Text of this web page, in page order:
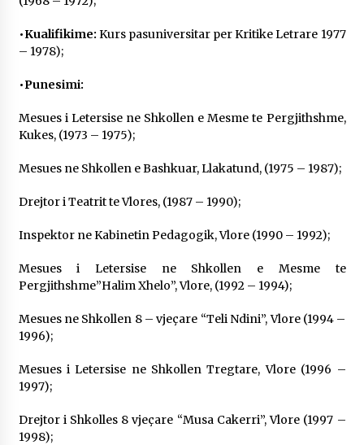
KALLARATI NË AKSIONET KOMBËTARE PËR
22/09/2025
KALLARATIN SI MËSUES I MATEMATIKËS, POR
12/09/2025
06/02/2025
•Kualifikime: Kurs pasuniversitar per Kritike Letrare 1977
– 1978);
•Punesimi:
Mesues i Letersise ne Shkollen e Mesme te Pergjithshme,
Kukes, (1973 – 1975);
Mesues ne Shkollen e Bashkuar, Llakatund, (1975 – 1987);
Drejtor i Teatrit te Vlores, (1987 – 1990);
Inspektor ne Kabinetin Pedagogik, Vlore (1990 – 1992);
Mesues i Letersise ne Shkollen e Mesme te
Pergjithshme”Halim Xhelo”, Vlore, (1992 – 1994);
Mesues ne Shkollen 8 – vjeçare “Teli Ndini”, Vlore (1994 –
1996);
Mesues i Letersise ne Shkollen Tregtare, Vlore (1996 –
1997);
Drejtor i Shkolles 8 vjeçare “Musa Cakerri”, Vlore (1997 –
1998);